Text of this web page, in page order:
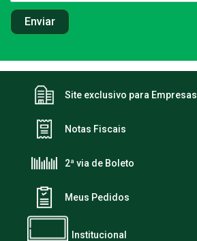
Site exclusivo para Empresas
Notas Fiscais
2ª via de Boleto
Meus Pedidos
Institucional